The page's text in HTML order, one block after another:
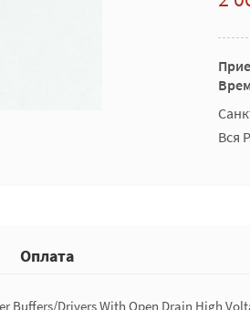
Вся
Оплата
Buffers/Drivers With Open Drain High